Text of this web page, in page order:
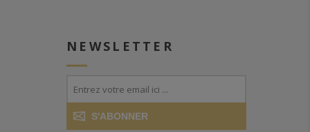
NEWSLETTER
S'ABONNER